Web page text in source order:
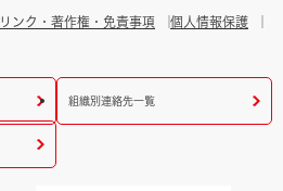
リンク・著作権・免責事項
個人情報保護
組織別連絡先一覧